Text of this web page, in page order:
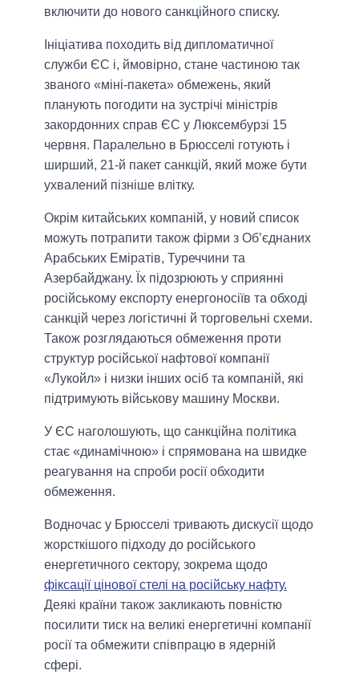
включити до нового санкційного списку.
Ініціатива походить від дипломатичної
служби ЄС і, ймовірно, стане частиною так
званого «міні-пакета» обмежень, який
планують погодити на зустрічі міністрів
закордонних справ ЄС у Люксембурзі 15
червня. Паралельно в Брюсселі готують і
ширший, 21-й пакет санкцій, який може бути
ухвалений пізніше влітку.
Окрім китайських компаній, у новий список
можуть потрапити також фірми з Об’єднаних
Арабських Еміратів, Туреччини та
Азербайджану. Їх підозрюють у сприянні
російському експорту енергоносіїв та обході
санкцій через логістичні й торговельні схеми.
Також розглядаються обмеження проти
структур російської нафтової компанії
«Лукойл» і низки інших осіб та компаній, які
підтримують військову машину Москви.
У ЄС наголошують, що санкційна політика
стає «динамічною» і спрямована на швидке
реагування на спроби росії обходити
обмеження.
Водночас у Брюсселі тривають дискусії щодо
жорсткішого підходу до російського
енергетичного сектору, зокрема щодо
фіксації цінової стелі на російську нафту.
Деякі країни також закликають повністю
посилити тиск на великі енергетичні компанії
росії та обмежити співпрацю в ядерній
сфері.